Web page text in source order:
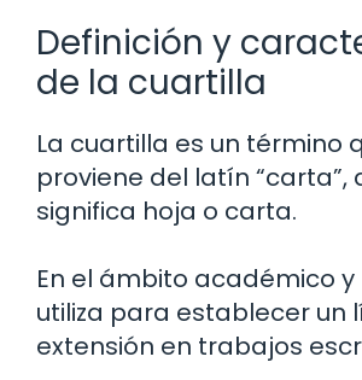
Definición y
de la cuartilla
La cuartilla es un término
proviene del latín “carta”,
significa hoja o carta.
En el ámbito académico y
utiliza para establecer un
extensión en trabajos